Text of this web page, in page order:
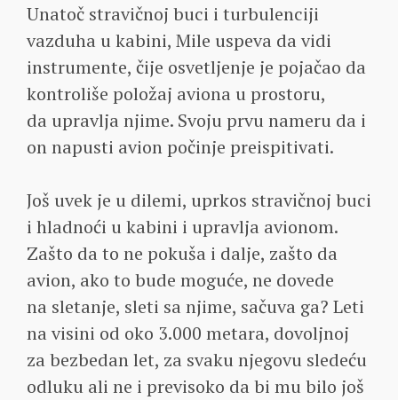
Unatoč stravičnoj buci i turbulenciji
vazduha u kabini, Mile uspeva da vidi
instrumente, čije osvetljenje je pojačao da
kontroliše položaj aviona u prostoru,
da upravlja njime. Svoju prvu nameru da i
on napusti avion počinje preispitivati.
Još uvek je u dilemi, uprkos stravičnoj buci
i hladnoći u kabini i upravlja avionom.
Zašto da to ne pokuša i dalje, zašto da
avion, ako to bude moguće, ne dovede
na sletanje, sleti sa njime, sačuva ga? Leti
na visini od oko 3.000 metara, dovoljnoj
za bezbedan let, za svaku njegovu sledeću
odluku ali ne i previsoko da bi mu bilo još